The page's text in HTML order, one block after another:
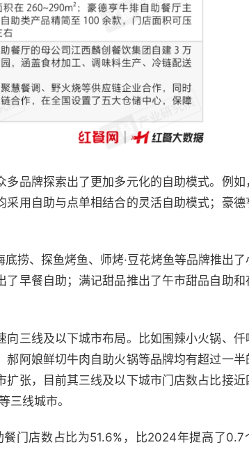
品牌探索出了更加多元化的自助模式。例如
用自助与点单相结合的灵活自助模式；豪德
捞、探鱼烤鱼、师烤·豆花烤鱼等品牌推出了
早餐自助；满记甜品推出了午市甜品自助和
三线及以下城市布局。比如围辣小火锅、仟
阿娘鲜切牛肉自助火锅等品牌均有超过一半
张，目前其三线及以下城市门店数占比接近
三线城市。
门店数占比为51.6%，比2024年提高了0.7